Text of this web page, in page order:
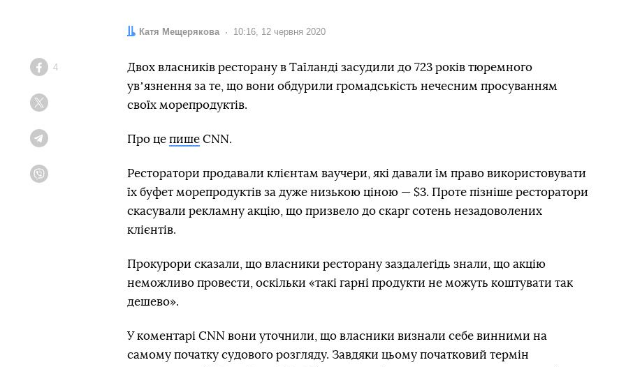
Автор:
Катя Мещерякова Дата:
10:16, 12 червня 2020
Facebook
4
Двох власників ресторану в Таїланді засудили до 723 років тюремного
увʼязнення за те, що вони обдурили громадськість нечесним просуванням
своїх морепродуктів.
Про це пише CNN.
Ресторатори продавали клієнтам ваучери, які давали їм право використовувати
їх буфет морепродуктів за дуже низькою ціною — $3. Проте пізніше ресторатори
скасували рекламну акцію, що призвело до скарг сотень незадоволених
клієнтів.
Прокурори сказали, що власники ресторану заздалегідь знали, що акцію
неможливо провести, оскільки «такі гарні продукти не можуть коштувати так
дешево».
У коментарі CNN вони уточнили, що власники визнали себе винними на
самому початку судового розгляду. Завдяки цьому початковий термін